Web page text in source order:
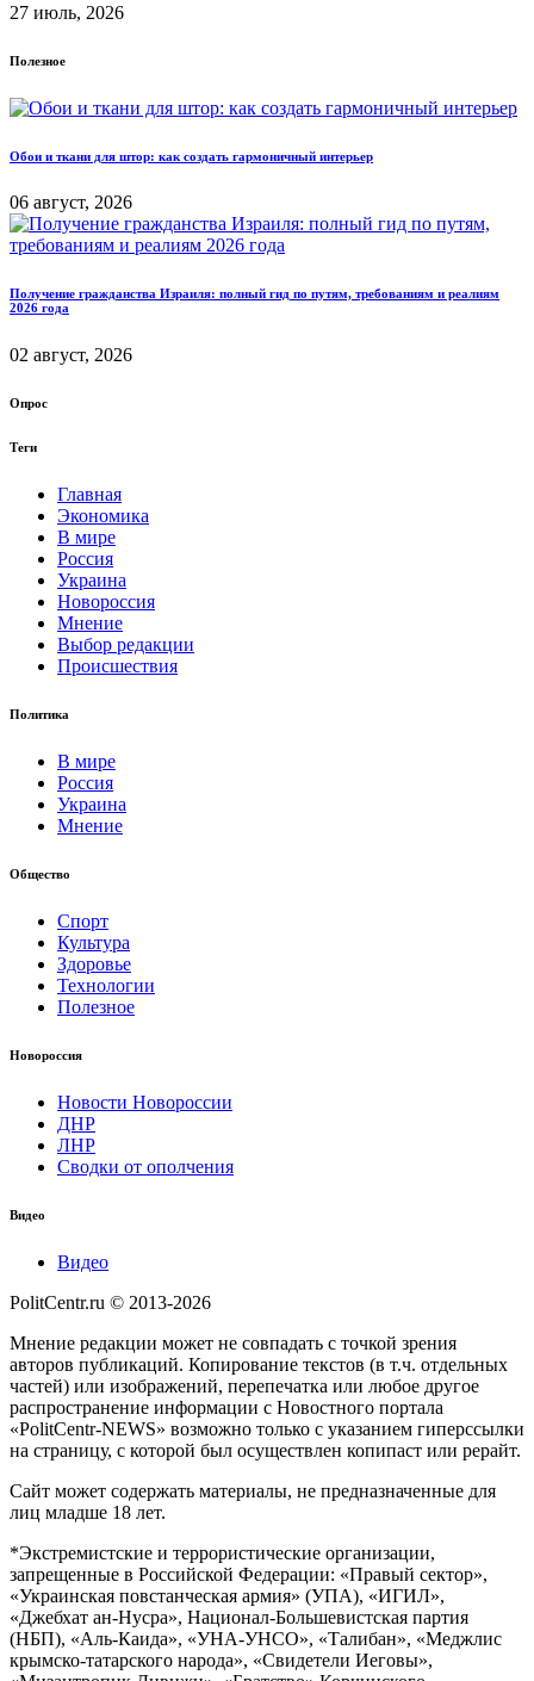
27 июль, 2026
Полезное
Обои и ткани для штор: как создать гармоничный интерьер
06 август, 2026
Получение гражданства Израиля: полный гид по путям, требованиям и реалиям
2026 года
02 август, 2026
Опрос
Теги
Главная
Экономика
В мире
Россия
Украина
Новороссия
Мнение
Выбор редакции
Происшествия
Политика
В мире
Россия
Украина
Мнение
Общество
Спорт
Культура
Здоровье
Технологии
Полезное
Новороссия
Новости Новороссии
ДНР
ЛНР
Сводки от ополчения
Видео
Видео
PolitCentr.ru © 2013-2026
Мнение редакции может не совпадать с точкой зрения
авторов публикаций. Копирование текстов (в т.ч. отдельных
частей) или изображений, перепечатка или любое другое
распространение информации с Новостного портала
«PolitCentr-NEWS» возможно только с указанием гиперссылки
на страницу, с которой был осуществлен копипаст или рерайт.
Сайт может содержать материалы, не предназначенные для
лиц младше 18 лет.
*Экстремистские и террористические организации,
запрещенные в Российской Федерации: «Правый сектор»,
«Украинская повстанческая армия» (УПА), «ИГИЛ»,
«Джебхат ан-Нусра», Национал-Большевистская партия
(НБП), «Аль-Каида», «УНА-УНСО», «Талибан», «Меджлис
крымско-татарского народа», «Свидетели Иеговы»,